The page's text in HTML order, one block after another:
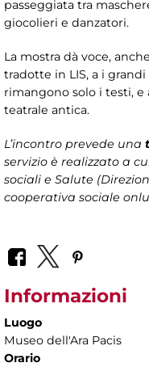
passeggiata tra
giocolieri e danzatori.
La mostra dà voce,
tradotte in LIS, a i
rimangono solo i testi,
teatrale antica.
L’incontro prevede una
servizio è realizzato a
sociali e Salute
cooperativa sociale
Informazioni
Luogo
Museo dell'Ara Pacis
Orario